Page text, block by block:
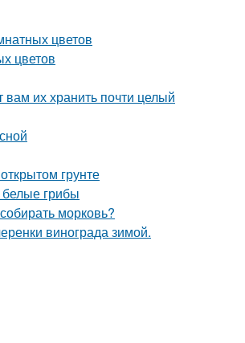
цветов
цветов
их хранить почти целый
грунте
белые грибы
морковь?
винограда зимой.